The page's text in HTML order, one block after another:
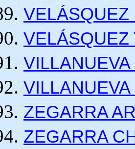
VELÁSQUEZ
ZEGARRA
ZEGARRA